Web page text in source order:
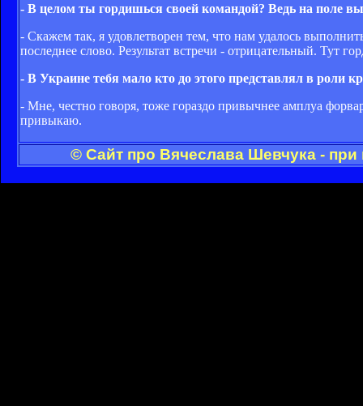
- В целом ты гордишься своей командой? Ведь на поле
- Скажем так, я удовлетворен тем, что нам удалось
последнее слово. Результат встречи - отрицательный. Тут
- В Украине тебя мало кто до этого представлял в роли
- Мне, честно говоря, тоже гораздо привычнее амплуа
привыкаю.
© Сайт про Вячеслава Шевчука -